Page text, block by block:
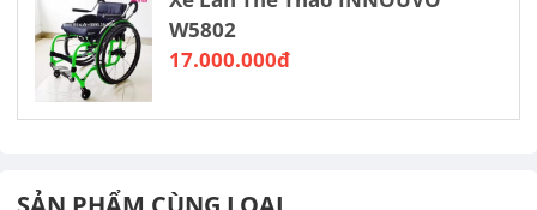
W5802
17.000.000đ